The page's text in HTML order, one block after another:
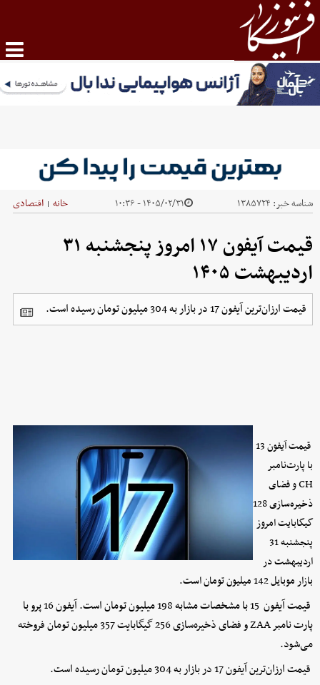
شناسه خبر: ۱۳۸۵۷۲۴ ۱۴۰۵/۰۲/۳۱ - ۱۰:۳۶ خانه | اقتصادی
قیمت آیفون ۱۷ امروز پنجشنبه ۳۱
اردیبهشت ۱۴۰۵
قیمت ارزان‌ترین آیفون 17 در بازار به 304 میلیون تومان رسیده است.
قیمت آیفون 13
با پارت‌نامبر
CH و فضای
ذخیره‌سازی 128
گیگابایت امروز
پنجشنبه 31
اردیبهشت در
بازار موبایل 142 میلیون تومان است.
قیمت آیفون 15 با مشخصات مشابه 198 میلیون تومان است. آیفون 16 پرو با
پارت نامبر ZAA و فضای ذخیره‌سازی 256 گیگابایت 357 میلیون تومان فروخته
می‌شود.
قیمت ارزان‌ترین آیفون 17 در بازار به 304 میلیون تومان رسیده است.